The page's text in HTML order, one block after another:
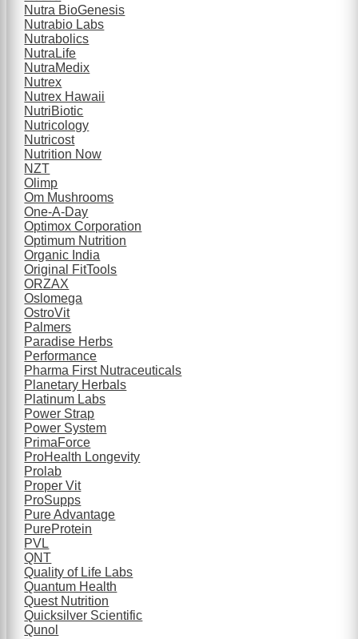
Nutra BioGenesis
Nutrabio Labs
Nutrabolics
NutraLife
NutraMedix
Nutrex
Nutrex Hawaii
NutriBiotic
Nutricology
Nutricost
Nutrition Now
NZT
Olimp
Om Mushrooms
One-A-Day
Optimox Corporation
Optimum Nutrition
Organic India
Original FitTools
ORZAX
Oslomega
OstroVit
Palmers
Paradise Herbs
Performance
Pharma First Nutraceuticals
Planetary Herbals
Platinum Labs
Power Strap
Power System
PrimaForce
ProHealth Longevity
Prolab
Proper Vit
ProSupps
Pure Advantage
PureProtein
PVL
QNT
Quality of Life Labs
Quantum Health
Quest Nutrition
Quicksilver Scientific
Qunol